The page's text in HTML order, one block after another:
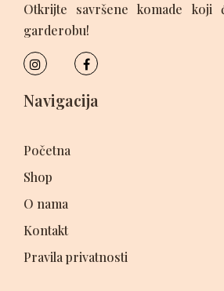
Otkrijte savršene komade koji
garderobu!
Navigacija
Početna
Shop
O nama
Kontakt
Pravila privatnosti